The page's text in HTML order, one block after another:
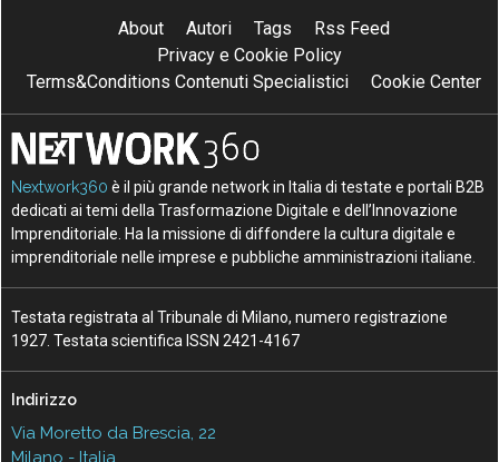
About Autori Tags
Rss Feed
Privacy e Cookie Policy
Terms&Conditions Contenuti Specialistici
Cookie Center
Nextwork360 è il più grande network in Italia di testate e portali B2B
dedicati ai temi della Trasformazione Digitale e dell’Innovazione
Imprenditoriale. Ha la missione di diffondere la cultura digitale e
imprenditoriale nelle imprese e pubbliche amministrazioni italiane.
Testata registrata al Tribunale di Milano, numero registrazione
1927. Testata scientifica ISSN 2421-4167
Indirizzo
Via Moretto da Brescia, 22
Milano - Italia